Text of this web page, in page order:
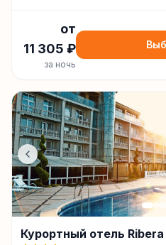
от
11 305 ₽
за ночь
Курортный отель Ribera